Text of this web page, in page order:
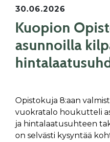
30.06.2026
Kuopion
asunnoilla
Opistokuja 8:aan
vuokratalo houkutteli
ja hintalaatusuhteen
on selvästi kysyntää